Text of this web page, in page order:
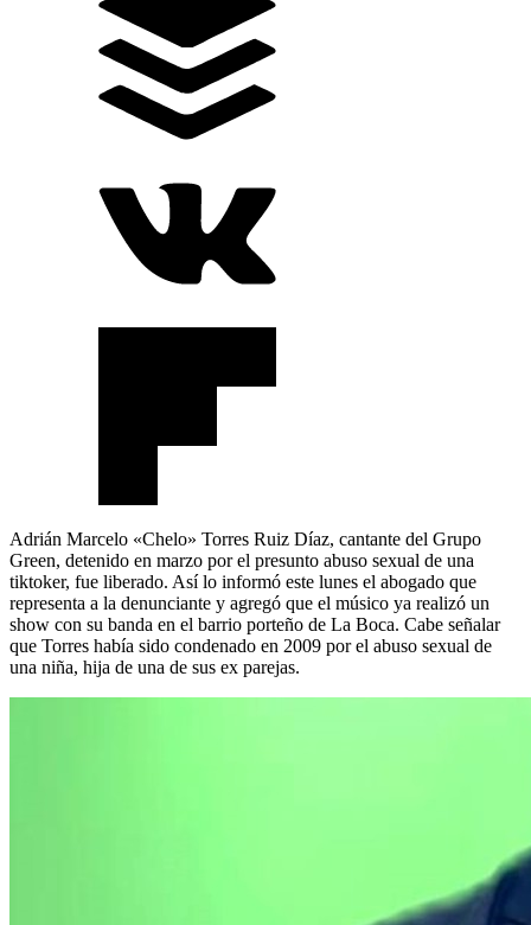
Adrián Marcelo «Chelo» Torres Ruiz Díaz, cantante del Grupo
Green, detenido en marzo por el presunto abuso sexual de una
tiktoker, fue liberado. Así lo informó este lunes el abogado que
representa a la denunciante y agregó que el músico ya realizó un
show con su banda en el barrio porteño de La Boca. Cabe señalar
que Torres había sido condenado en 2009 por el abuso sexual de
una niña, hija de una de sus ex parejas.